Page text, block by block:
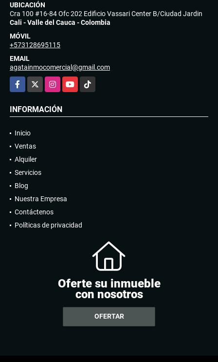
UBICACIÓN
Cra 100 #16-84 Ofc 202 Edificio Vassari Center B/Ciudad Jardin
Cali - Valle del Cauca - Colombia
MÓVIL
+573128695115
EMAIL
agatainmocomercial@gmail.com
Facebook
InstagramYouTubeTikTok
INFORMACIÓN
Inicio
Ventas
Alquiler
Servicios
Blog
Nuestra Empresa
Contáctenos
Políticas de privacidad
Oferte su inmueble
con nosotros
OFERTAR